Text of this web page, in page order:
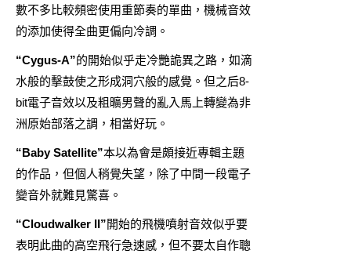
數不多比較頻密使用重節奏的單曲，機械音效
的添加使得全曲更偏向冷調。
“Cygus-A”的開始似乎走冷艷詭異之路，如滴
水般的擊鼓使之形成洞穴般的感覺。但之后8-
bit電子音效以及粗曠男聲的亂入馬上轉變為非
洲原始部落之調，相當好玩。
“Baby Satellite”本以為會是頗接近專輯主題
的作品，但個人稍覺失望，除了中間一段電子
變音外就難見驚喜。
“Cloudwalker II”開始的飛機噴射音效似乎要
表明此曲的高空飛行急速感，但不要太自作聰